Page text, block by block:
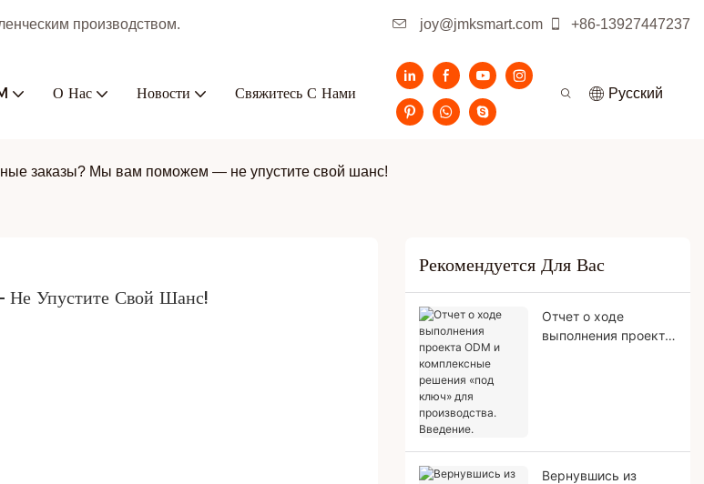
производством. joy@jmksmart.com +86-13927447237
О Нас Новости Свяжитесь С Нами Pусский
заказы? Мы вам поможем — не упустите свой шанс!
Упустите Свой Шанс!
Рекомендуется Для Вас
Отчет о ходе
выполнения проекта
Вернувшись из